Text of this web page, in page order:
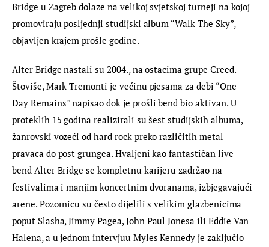
Bridge u Zagreb dolaze na velikoj svjetskoj turneji na kojoj
promoviraju posljednji studijski album “Walk The Sky”,
objavljen krajem prošle godine.
Alter Bridge nastali su 2004., na ostacima grupe Creed.
Štoviše, Mark Tremonti je većinu pjesama za debi “One
Day Remains” napisao dok je prošli bend bio aktivan. U
proteklih 15 godina realizirali su šest studijskih albuma,
žanrovski vozeći od hard rock preko različitih metal
pravaca do post grungea. Hvaljeni kao fantastičan live
bend Alter Bridge se kompletnu karijeru zadržao na
festivalima i manjim koncertnim dvoranama, izbjegavajući
arene. Pozornicu su često dijelili s velikim glazbenicima
poput Slasha, Jimmy Pagea, John Paul Jonesa ili Eddie Van
Halena, a u jednom intervjuu Myles Kennedy je zaključio